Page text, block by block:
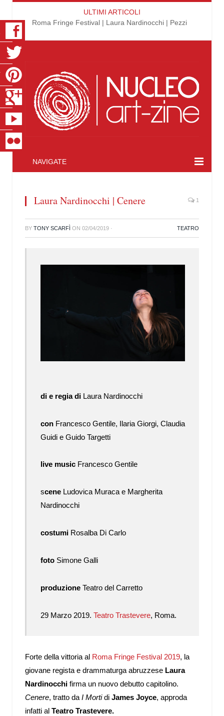
ULTIMI ARTICOLI
Roma Fringe Festival | Laura Nardinocchi | Pezzi
NAVIGATE
Laura Nardinocchi | Cenere 1
BY TONY SCARFÌ ON 02/04/2019 · TEATRO
di e regia di Laura Nardinocchi
con Francesco Gentile, Ilaria Giorgi, Claudia
Guidi e Guido Targetti
live music Francesco Gentile
scene Ludovica Muraca e Margherita
Nardinocchi
costumi Rosalba Di Carlo
foto Simone Galli
produzione Teatro del Carretto
29 Marzo 2019. Teatro Trastevere, Roma.
Forte della vittoria al Roma Fringe Festival 2019, la
giovane regista e drammaturga abruzzese Laura
Nardinocchi firma un nuovo debutto capitolino.
Cenere, tratto da I Mortidi James Joyce, approda
infatti al Teatro Trastevere.